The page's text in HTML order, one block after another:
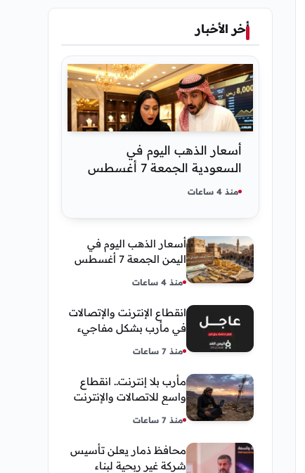
أخر الأخبار
أسعار الذهب اليوم في
السعودية الجمعة 7 أغسطس
2026 — تحديث مباشر
منذ 4 ساعات
أسعار الذهب اليوم في
اليمن الجمعة 7 أغسطس
وعدن
منذ 4 ساعات
انقطاع الإنترنت والإتصالات
في مأرب بشكل مفاجيء
منذ 7 ساعات
مأرب بلا إنترنت.. انقطاع
واسع للاتصالات والإنترنت
المحافظة
منذ 7 ساعات
محافظ ذمار يعلن تأسيس
شركة غير ربحية لبناء